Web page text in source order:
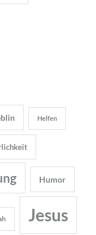
Helfen
Humor
Jesus